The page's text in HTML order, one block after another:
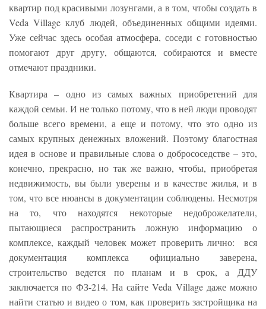
квартир под красивыми лозунгами, а в том, чтобы создать в
Veda Village клуб людей, объединенных общими идеями.
Уже сейчас здесь особая атмосфера, соседи с готовностью
помогают друг другу, общаются, собираются и вместе
отмечают праздники.
Квартира – одно из самых важных приобретений для
каждой семьи. И не только потому, что в ней люди проводят
больше всего времени, а еще и потому, что это одно из
самых крупных денежных вложений. Поэтому благостная
идея в основе и правильные слова о добрососедстве – это,
конечно, прекрасно, но так же важно, чтобы, приобретая
недвижимость, вы были уверены и в качестве жилья, и в
том, что все нюансы в документации соблюдены. Несмотря
на то, что находятся некоторые недоброжелатели,
пытающиеся распространить ложную информацию о
комплексе, каждый человек может проверить лично: вся
документация комплекса официально заверена,
строительство ведется по планам и в срок, а ДДУ
заключается по ФЗ-214. На сайте Veda Village даже можно
найти статью и видео о том, как проверить застройщика на